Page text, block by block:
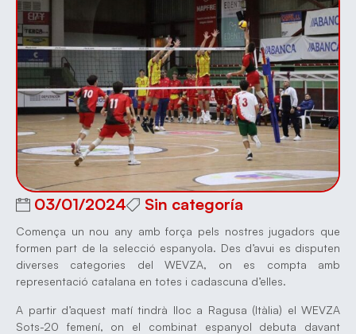
03/01/2024 Sin categoría
Comença un nou any amb força pels nostres jugadors que
formen part de la selecció espanyola. Des d’avui es disputen
diverses categories del WEVZA, on es compta amb
representació catalana en totes i cadascuna d’elles.
A partir d’aquest matí tindrà lloc a Ragusa (Itàlia) el WEVZA
Sots-20 femení, on el combinat espanyol debuta davant